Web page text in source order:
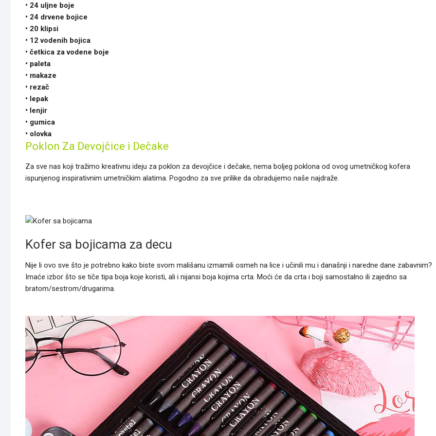
• 24 uljne boje
• 24 drvene bojice
• 20 klipsi
• 12 vodenih bojica
• četkica za vodene boje
• paleta
• makaze
• rezač
• lepak
• lenjir
• gumica
• olovka
Poklon Za Devojčice i Dečake
Za sve nas koji tražimo kreativnu ideju za poklon za devojčice i dečake, nema boljeg poklona od ovog umetničkog kofera
ispunjenog inspirativnim umetničkim alatima. Pogodno za sve prilike da obradujemo naše najdraže.
Kofer sa bojicama za decu
Nije li ovo sve što je potrebno kako biste svom mališanu izmamili osmeh na lice i učinili mu i današnji i naredne dane zabavnim?
Imaće izbor što se tiče tipa boja koje koristi, ali i nijansi boja kojima crta. Moći će da crta i boji samostalno ili zajedno sa
bratom/sestrom/drugarima.